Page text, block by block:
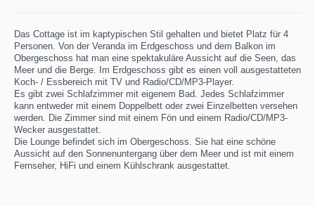
Das Cottage ist im kaptypischen Stil gehalten und bietet Platz für 4
Personen. Von der Veranda im Erdgeschoss und dem Balkon im
Obergeschoss hat man eine spektakuläre Aussicht auf die Seen, das
Meer und die Berge. Im Erdgeschoss gibt es einen voll ausgestatteten
Koch- / Essbereich mit TV und Radio/CD/MP3-Player.
Es gibt zwei Schlafzimmer mit eigenem Bad. Jedes Schlafzimmer
kann entweder mit einem Doppelbett oder zwei Einzelbetten versehen
werden. Die Zimmer sind mit einem Fön und einem Radio/CD/MP3-
Wecker ausgestattet.
Die Lounge befindet sich im Obergeschoss. Sie hat eine schöne
Aussicht auf den Sonnenuntergang über dem Meer und ist mit einem
Fernseher, HiFi und einem Kühlschrank ausgestattet.